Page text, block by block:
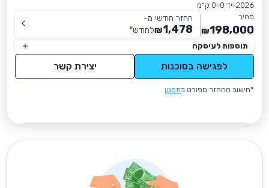
2026 יד 0
0 ק״מ
מחיר
198,000
₪
החזר חודשי מ-
1,478
₪לחודש*
תוספות לעיסקה
לפגישה בסוכנות יצירת קשר
*חישוב ההחזר מפורט בתקנון